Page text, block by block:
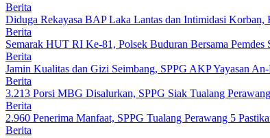
Berita
Diduga Rekayasa BAP Laka Lantas dan Intimidasi
Berita
Semarak HUT RI Ke-81, Polsek Buduran Bersama
Berita
Jamin Kualitas dan Gizi Seimbang, SPPG AKP Yayasan
Berita
3.213 Porsi MBG Disalurkan, SPPG Siak Tualang
Berita
2.960 Penerima Manfaat, SPPG Tualang Perawang 5
Berita